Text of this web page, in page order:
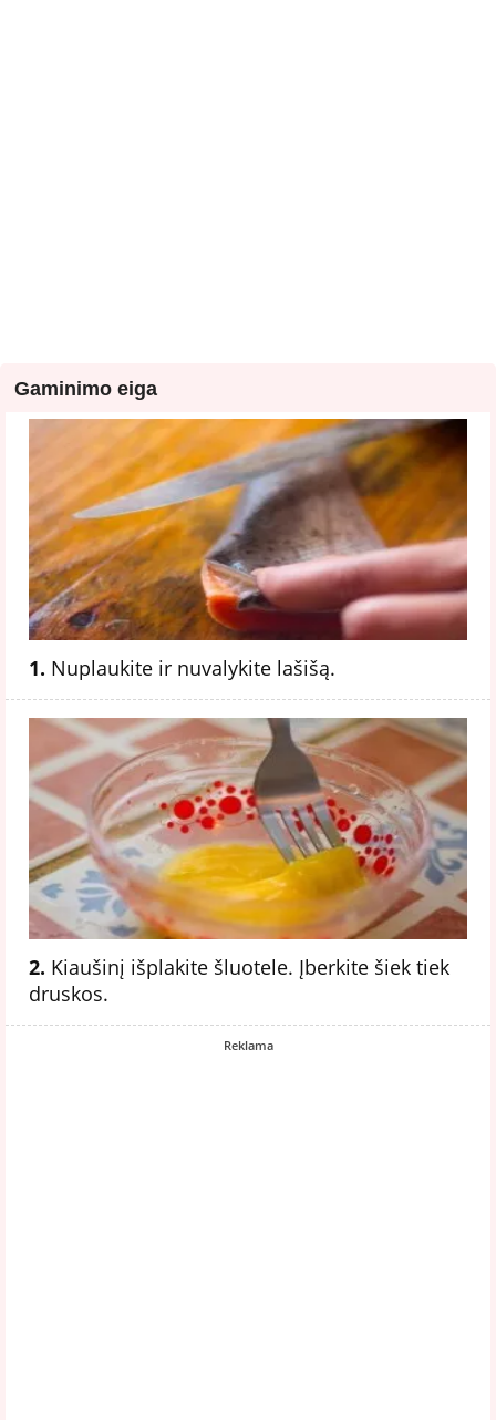
Gaminimo eiga
1. Nuplaukite ir nuvalykite lašišą.
2. Kiaušinį išplakite šluotele. Įberkite šiek tiek
druskos.
Reklama